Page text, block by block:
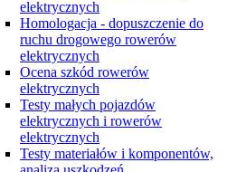
elektrycznych
Homologacja - dopuszczenie do
ruchu drogowego rowerów
elektrycznych
Ocena szkód rowerów
elektrycznych
Testy małych pojazdów
elektrycznych i rowerów
elektrycznych
Testy materiałów i komponentów,